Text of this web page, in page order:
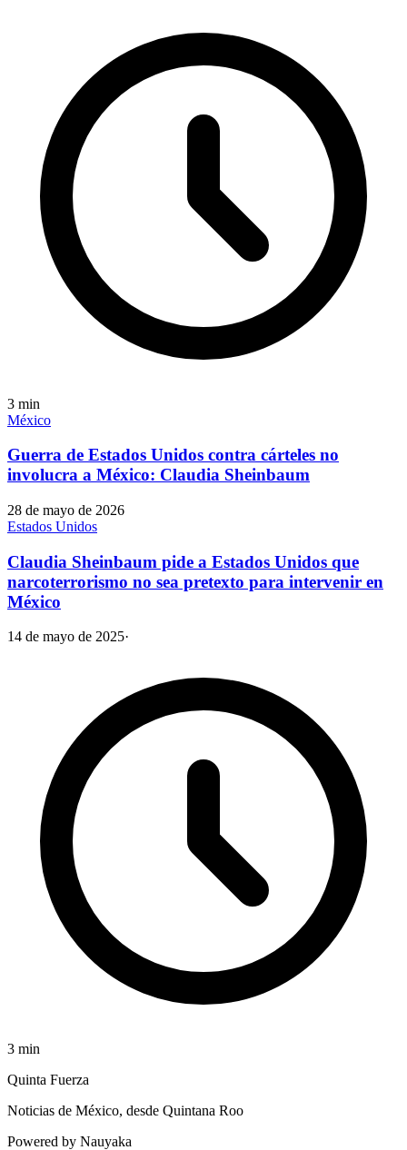
3 min
México
Guerra de Estados Unidos contra cárteles no
involucra a México: Claudia Sheinbaum
28 de mayo de 2026
Estados Unidos
Claudia Sheinbaum pide a Estados Unidos que
narcoterrorismo no sea pretexto para intervenir en
México
14 de mayo de 2025·
3 min
Quinta Fuerza
Noticias de México, desde Quintana Roo
Powered by Nauyaka